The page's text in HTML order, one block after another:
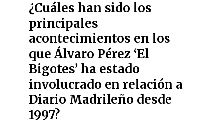
¿Cuáles han sido los
principales
acontecimientos en los
que Álvaro Pérez ‘El
Bigotes’ ha estado
involucrado en relación a
Diario Madrileño desde
1997?